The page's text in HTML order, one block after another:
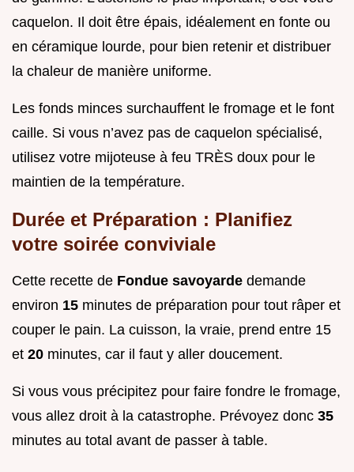
caquelon. Il doit être épais, idéalement en fonte ou
en céramique lourde, pour bien retenir et distribuer
la chaleur de manière uniforme.
Les fonds minces surchauffent le fromage et le font
caille. Si vous n’avez pas de caquelon spécialisé,
utilisez votre mijoteuse à feu TRÈS doux pour le
maintien de la température.
Durée et Préparation : Planifiez
votre soirée conviviale
Cette recette de Fondue savoyarde demande
environ 15 minutes de préparation pour tout râper et
couper le pain. La cuisson, la vraie, prend entre 15
et 20 minutes, car il faut y aller doucement.
Si vous vous précipitez pour faire fondre le fromage,
vous allez droit à la catastrophe. Prévoyez donc 35
minutes au total avant de passer à table.